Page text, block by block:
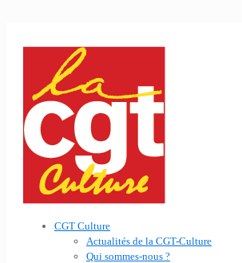
CGT Culture
Actualités de la CGT-Culture
Qui sommes-nous ?